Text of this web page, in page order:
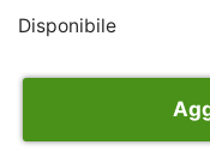
Disponibile